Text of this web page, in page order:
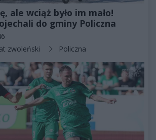
ale wciąż było im mało!
do gminy Policzna
zwoleński Policzna